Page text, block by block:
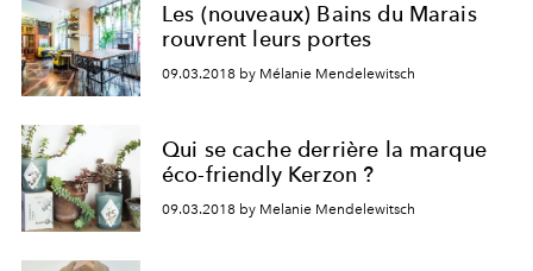
Les (nouveaux) Bains du Marais
rouvrent leurs portes
09.03.2018 by Mélanie Mendelewitsch
Qui se cache derrière la marque
éco-friendly Kerzon ?
09.03.2018 by Melanie Mendelewitsch